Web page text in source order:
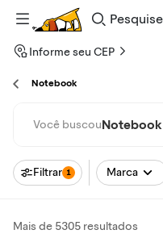
Pesquise
Bondfaro
Informe seu CEP
Notebook
Você buscouNotebook
Filtrar 1 Marca
Mais de 5305 resultados